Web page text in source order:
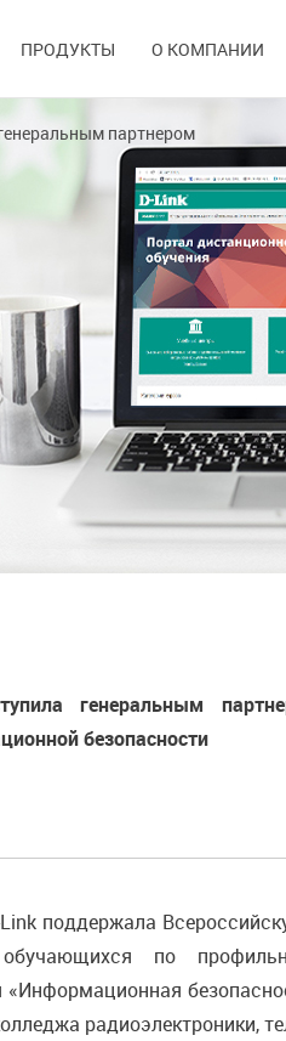
ПРОДУКТЫ О КОМПАНИИ
партнером
генеральным
безопасности
поддержала
обучающихся по
«Информационная
радиоэлектроники,